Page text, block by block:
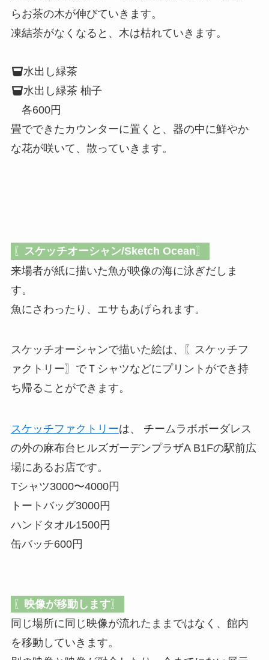
らお茶の木が伸びていきます。
凍結茶がなくなると、木は枯れていきます。
水出し緑茶
水出し緑茶 柚子
各600円
畳でできたカウンターに置くと、器の中に鮮やか
な花が咲いて、散っていきます。
〖 スケッチオーシャン/Sketch Ocean〗
来場者が紙に描いた魚が映像の海に泳ぎだしま
す。
魚にさわったり、エサもあげられます。
スケッチオーシャンで描いた絵は、〖スケッチフ
ァクトリー〗でＴシャツなどにプリントができ持
ち帰ることができます。
スケッチファクトリーは、 チームラボボーダレス
の外の麻布台ヒルズガーデンプラザA B1Fの駅前広
場にあるお店です。
Tシャツ3000〜4000円
トートバッグ3000円
ハンドタオル1500円
缶バッチ600円
〖 映像が移動します〗
同じ場所に同じ映像が流れたままではなく、館内
を移動していきます。